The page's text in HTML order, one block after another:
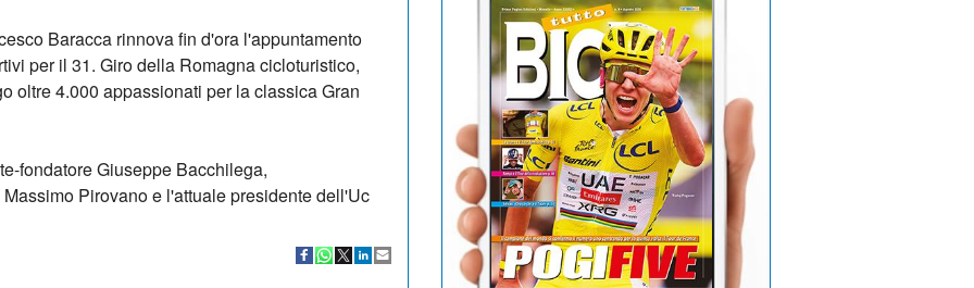
Baracca rinnova fin d'ora l'appuntamento
per il 31. Giro della Romagna cicloturistico,
oltre 4.000 appassionati per la classica Gran
fondatore Giuseppe Bacchilega,
Pirovano e l'attuale presidente dell'Uc